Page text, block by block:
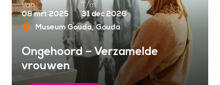
Van
08 mrt 2025
T/m
31 dec 2026
Museum Gouda Gouda
Ongehoord – Verzamelde
vrouwen